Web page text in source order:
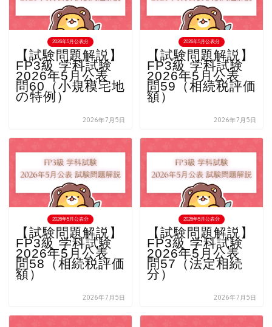
2026年5月公表分
【試験問題解説】
FP3級 学科試験
2026年5月公表
問60（小規模宅地
の特例）
2026年7月5日
2026年5月公表分
【試験問題解説】
FP3級 学科試験
2026年5月公表
問59（相続税評価
額）
2026年7月5日
2026年5月公表分
【試験問題解説】
FP3級 学科試験
2026年5月公表
問58（相続税評価
額）
2026年7月5日
2026年5月公表分
【試験問題解説】
FP3級 学科試験
2026年5月公表
問57（法定相続
分）
2026年7月5日